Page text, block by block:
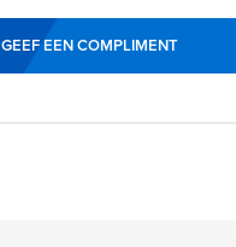
GEEF EEN COMPLIMENT